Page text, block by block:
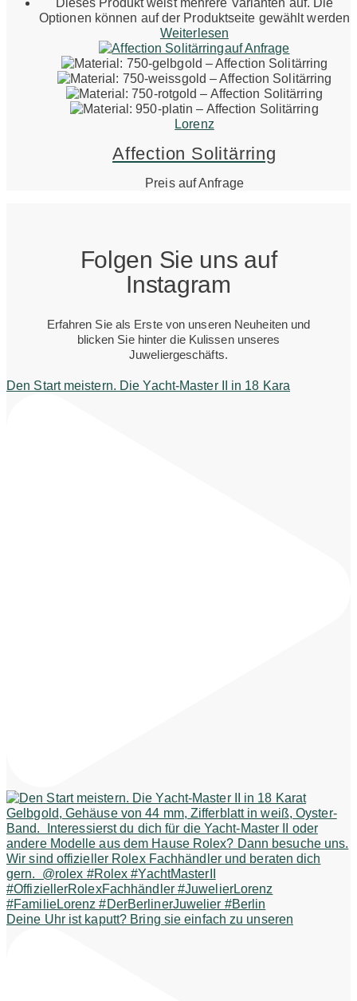
Optionen können auf der Produktseite gewählt werden
Weiterlesen
auf Anfrage
Lorenz
Affection Solitärring
Preis auf Anfrage
Folgen Sie uns auf
Instagram
Erfahren Sie als Erste von unseren Neuheiten und
blicken Sie hinter die Kulissen unseres
Juweliergeschäfts.
Den Start meistern. Die Yacht-Master II in 18 Kara
Deine Uhr ist kaputt? Bring sie einfach zu unseren